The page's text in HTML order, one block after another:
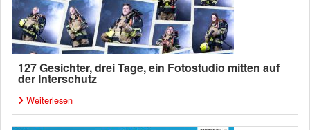
127 Gesichter, drei Tage, ein Fotostudio mitten auf
der Interschutz
Weiterlesen